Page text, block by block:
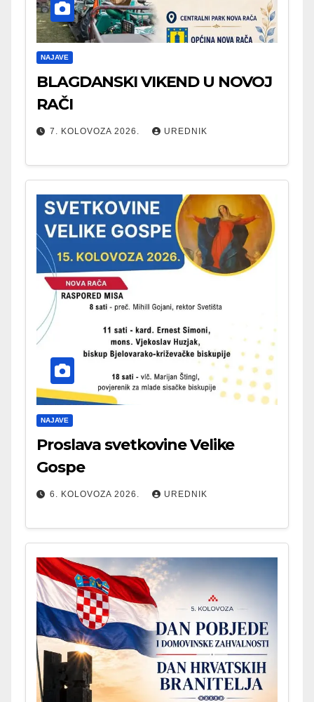
NAJAVE
BLAGDANSKI VIKEND U NOVOJ
RAČI
7. KOLOVOZA 2026. UREDNIK
NAJAVE
Proslava svetkovine Velike
Gospe
6. KOLOVOZA 2026. UREDNIK